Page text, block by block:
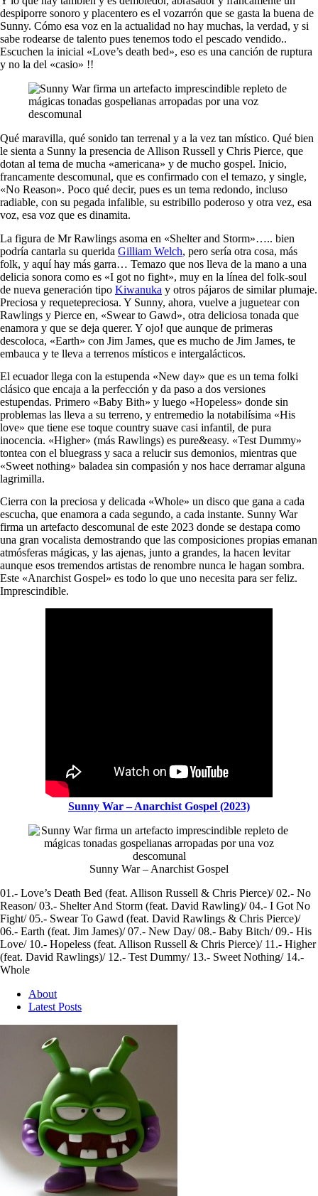
despiporre sonoro y placentero es el vozarrón que se gasta la buena de
Sunny. Cómo esa voz en la actualidad no hay muchas, la verdad, y si
sabe rodearse de talento pues tenemos todo el pescado vendido..
Escuchen la inicial «Love’s death bed», eso es una canción de ruptura
y no la del «casio» !!
Qué maravilla, qué sonido tan terrenal y a la vez tan místico. Qué bien
le sienta a Sunny la presencia de Allison Russell y Chris Pierce, que
dotan al tema de mucha «americana» y de mucho gospel. Inicio,
francamente descomunal, que es confirmado con el temazo, y single,
«No Reason». Poco qué decir, pues es un tema redondo, incluso
radiable, con su pegada infalible, su estribillo poderoso y otra vez, esa
voz, esa voz que es dinamita.
La figura de Mr Rawlings asoma en «Shelter and Storm»….. bien
podría cantarla su querida Gilliam Welch, pero sería otra cosa, más
folk, y aquí hay más garra… Temazo que nos lleva de la mano a una
delicia sonora como es «I got no fight», muy en la línea del folk-soul
de nueva generación tipo Kiwanuka y otros pájaros de similar plumaje.
Preciosa y requetepreciosa. Y Sunny, ahora, vuelve a juguetear con
Rawlings y Pierce en, «Swear to Gawd», otra deliciosa tonada que
enamora y que se deja querer. Y ojo! que aunque de primeras
descoloca, «Earth» con Jim James, que es mucho de Jim James, te
embauca y te lleva a terrenos místicos e intergalácticos.
El ecuador llega con la estupenda «New day» que es un tema folki
clásico que encaja a la perfección y da paso a dos versiones
estupendas. Primero «Baby Bith» y luego «Hopeless» donde sin
problemas las lleva a su terreno, y entremedio la notabilísima «His
love» que tiene ese toque country suave casi infantil, de pura
inocencia. «Higher» (más Rawlings) es pure&easy. «Test Dummy»
tontea con el bluegrass y saca a relucir sus demonios, mientras que
«Sweet nothing» baladea sin compasión y nos hace derramar alguna
lagrimilla.
Cierra con la preciosa y delicada «Whole» un disco que gana a cada
escucha, que enamora a cada segundo, a cada instante. Sunny War
firma un artefacto descomunal de este 2023 donde se destapa como
una gran vocalista demostrando que las composiciones propias emanan
atmósferas mágicas, y las ajenas, junto a grandes, la hacen levitar
aunque esos tremendos artistas de renombre nunca le hagan sombra.
Este «Anarchist Gospel» es todo lo que uno necesita para ser feliz.
Imprescindible.
Sunny War – Anarchist Gospel (2023)
Sunny War – Anarchist Gospel
01.- Love’s Death Bed (feat. Allison Russell & Chris Pierce)/ 02.- No
Reason/ 03.- Shelter And Storm (feat. David Rawling)/ 04.- I Got No
Fight/ 05.- Swear To Gawd (feat. David Rawlings & Chris Pierce)/
06.- Earth (feat. Jim James)/ 07.- New Day/ 08.- Baby Bitch/ 09.- His
Love/ 10.- Hopeless (feat. Allison Russell & Chris Pierce)/ 11.- Higher
(feat. David Rawlings)/ 12.- Test Dummy/ 13.- Sweet Nothing/ 14.-
Whole
About
Latest Posts